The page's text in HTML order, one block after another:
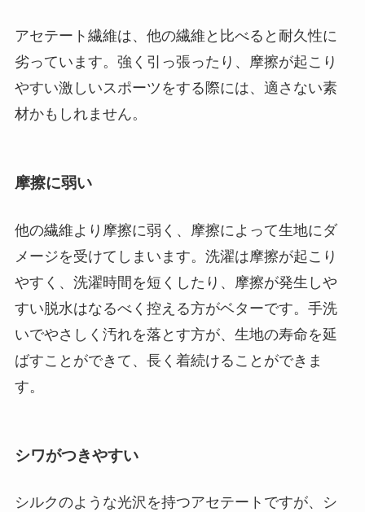
アセテート繊維は、他の繊維と比べると耐久性に
劣っています。強く引っ張ったり、摩擦が起こり
やすい激しいスポーツをする際には、適さない素
材かもしれません。
摩擦に弱い
他の繊維より摩擦に弱く、摩擦によって生地にダ
メージを受けてしまいます。洗濯は摩擦が起こり
やすく、洗濯時間を短くしたり、摩擦が発生しや
すい脱水はなるべく控える方がベターです。手洗
いでやさしく汚れを落とす方が、生地の寿命を延
ばすことができて、長く着続けることができま
す。
シワがつきやすい
シルクのような光沢を持つアセテートですが、シ